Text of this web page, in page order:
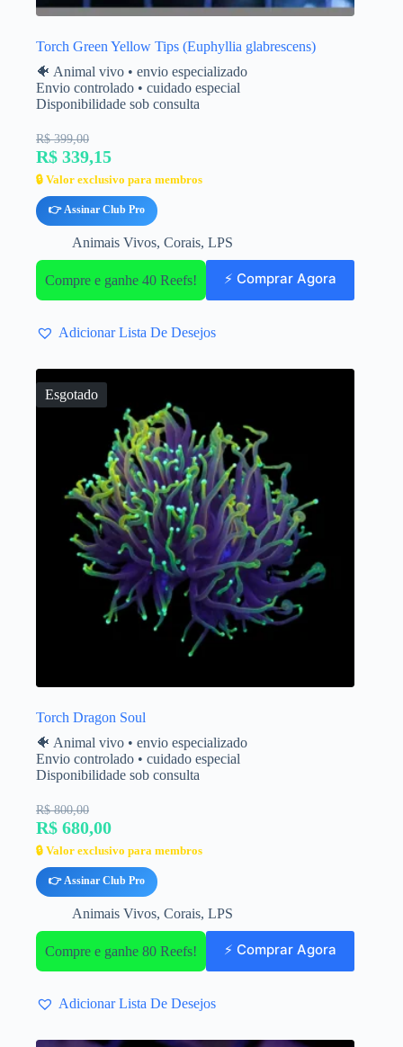
Torch Green Yellow Tips (Euphyllia glabrescens)
🐠 Animal vivo • envio especializado
Envio controlado • cuidado especial
Disponibilidade sob consulta
R$ 399,00
R$ 339,15
🔒 Valor exclusivo para membros
👉 Assinar Club Pro
Animais Vivos, Corais, LPS
Compre e ganhe 40 Reefs! ⚡ Comprar Agora
Adicionar Lista De Desejos
Esgotado
Torch Dragon Soul
🐠 Animal vivo • envio especializado
Envio controlado • cuidado especial
Disponibilidade sob consulta
R$ 800,00
R$ 680,00
🔒 Valor exclusivo para membros
👉 Assinar Club Pro
Animais Vivos, Corais, LPS
Compre e ganhe 80 Reefs! ⚡ Comprar Agora
Adicionar Lista De Desejos